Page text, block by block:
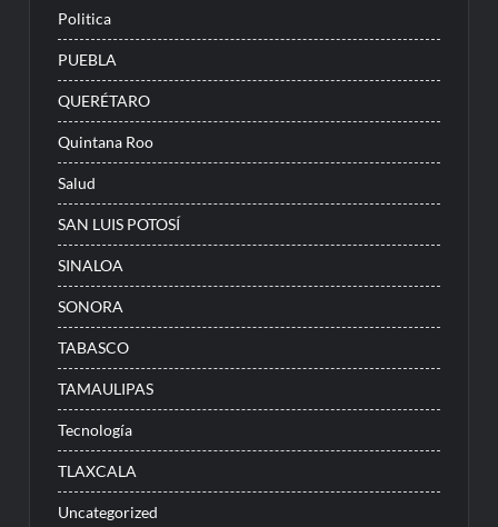
Politica
PUEBLA
QUERÉTARO
Quintana Roo
Salud
SAN LUIS POTOSÍ
SINALOA
SONORA
TABASCO
TAMAULIPAS
Tecnología
TLAXCALA
Uncategorized